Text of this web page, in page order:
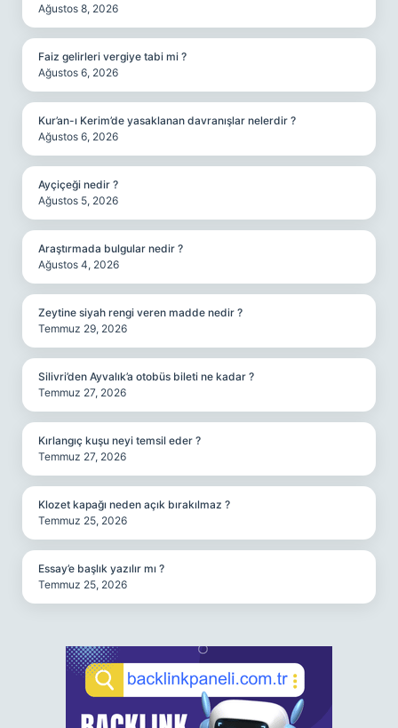
Ağustos 8, 2026
Faiz gelirleri vergiye tabi mi ?
Ağustos 6, 2026
Kur’an-ı Kerim’de yasaklanan davranışlar nelerdir ?
Ağustos 6, 2026
Ayçiçeği nedir ?
Ağustos 5, 2026
Araştırmada bulgular nedir ?
Ağustos 4, 2026
Zeytine siyah rengi veren madde nedir ?
Temmuz 29, 2026
Silivri’den Ayvalık’a otobüs bileti ne kadar ?
Temmuz 27, 2026
Kırlangıç kuşu neyi temsil eder ?
Temmuz 27, 2026
Klozet kapağı neden açık bırakılmaz ?
Temmuz 25, 2026
Essay’e başlık yazılır mı ?
Temmuz 25, 2026